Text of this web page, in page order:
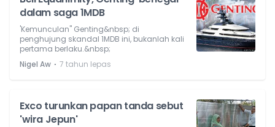
dalam saga 1MDB
'Kemunculan'' Genting&nbsp; di
penghujung skandal 1MDB ini, bukanlah kali
pertama berlaku.&nbsp;
Nigel Aw ⋅ 7 tahun lepas
Exco turunkan papan tanda sebut
'wira Jepun'